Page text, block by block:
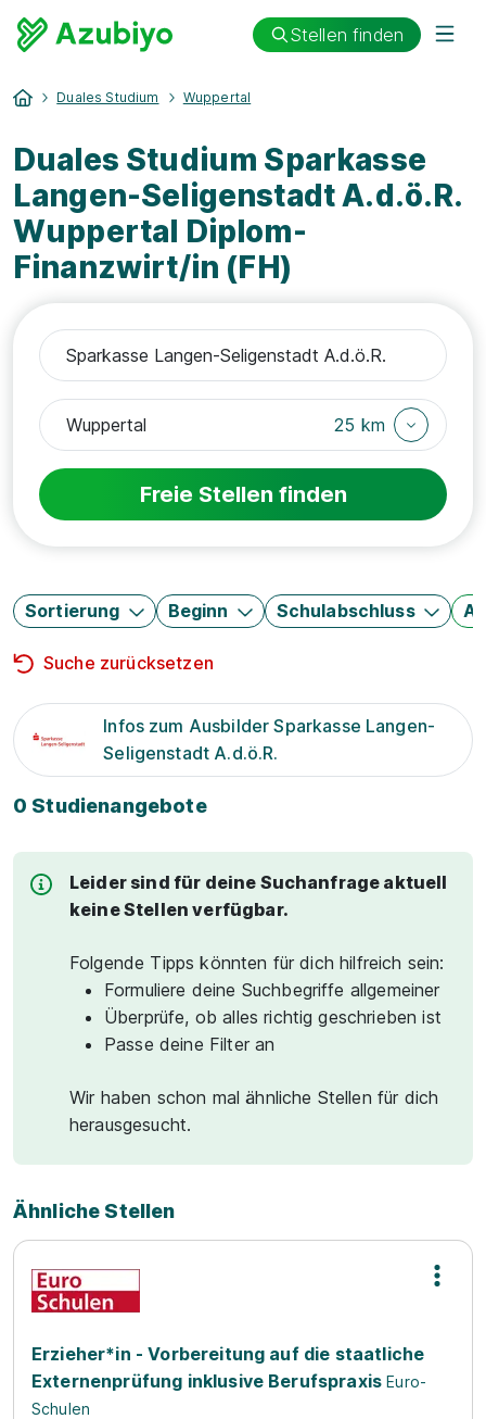
Stellen finden
Duales Studium Wuppertal
Duales Studium Sparkasse
Langen-Seligenstadt A.d.ö.R.
Wuppertal Diplom-
Finanzwirt/in (FH)
25 km
Freie Stellen finden
Sortierung Beginn Schulabschluss
Suche zurücksetzen
Infos zum Ausbilder Sparkasse Langen-
Seligenstadt A.d.ö.R.
0 Studienangebote
Leider sind für deine Suchanfrage aktuell
keine Stellen verfügbar.
Folgende Tipps könnten für dich hilfreich sein:
Formuliere deine Suchbegriffe allgemeiner
Überprüfe, ob alles richtig geschrieben ist
Passe deine Filter an
Wir haben schon mal ähnliche Stellen für dich
herausgesucht.
Ähnliche Stellen
Erzieher*in - Vorbereitung auf die staatliche
Externenprüfung inklusive Berufspraxis Euro-
Schulen